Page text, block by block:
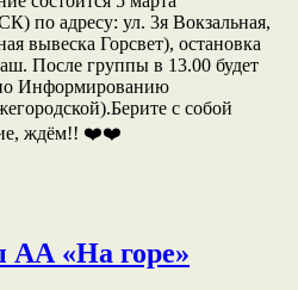
по адресу: ул. 3я Вокзальная,
вывеска Горсвет), остановка
После группы в 13.00 будет
Информированию
с собой
ждём!! ❤️❤️
АА «На горе»